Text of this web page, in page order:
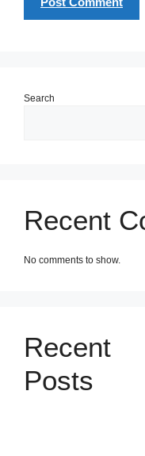
Search
Recent
No comments to show.
Recent
Posts